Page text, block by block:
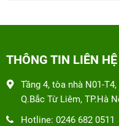
THÔNG TIN LIÊN HỆ
Tầng 4, tòa nhà N01-
Q.Bắc Từ Liêm, TP.Hà
Hotline: 0246 682 0511